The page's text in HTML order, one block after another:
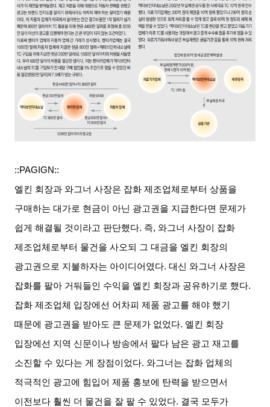
::PAGIGN::
엘킨 회장과 와그너 사장은 잡화 제조업체로부터 상품을
구매하는 대가로 현금이 아닌 광고권을 지급한다면 문제가
쉽게 해결될 것이라고 판단했다. 즉,와그너 사장이 잡화
제조업체로부터 물건을 사오되 그 대금을 엘킨 회장의
광고권으로 지불하자는 아이디어였다.대신 와그너 사장은
잡화를 팔아 거둬들인 수익을 엘킨 회장과 공유하기로 했다.
잡화 제조업체 입장에선 어차피 제품 광고를 해야 했기
때문에 광고권을 받아도 큰 문제가 없었다. 엘킨 회장
입장에선 지역 신문이나 방송에서 팔다 남은 광고 재고를
소진할 수 있다는 게 장점이었다.와그너는 잡화 업체의
적극적인 광고에 힘입어 제품 홍보에 탄력을 받으면서
이전보다 훨씬 더 물건을 잘 팔 수 있었다. 결국 모두가